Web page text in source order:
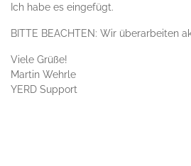
Ich habe es eingefügt.
BITTE BEACHTEN: Wir überarbeiten
Viele Grüße!
Martin Wehrle
YERD Support